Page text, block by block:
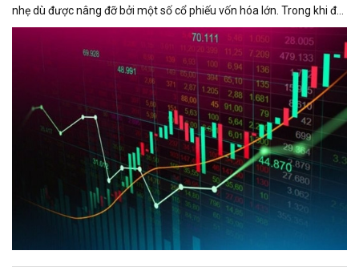
nhẹ dù được nâng đỡ bởi một số cổ phiếu vốn hóa lớn. Trong khi đó,
áp lực bán từ khối ngoại gia tăng mạnh vào cuối phiên, với giá trị
bán ròng vượt 1.100 tỷ đồng trên sàn HoSE.